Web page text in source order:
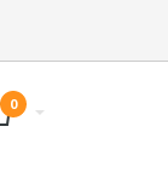
0